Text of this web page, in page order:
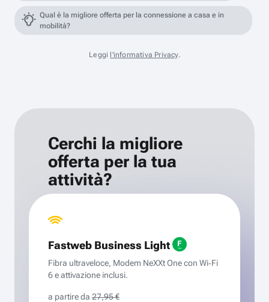
Qual è la migliore offerta per la connessione a casa e in
mobilità?
Leggi l'informativa Privacy.
Cerchi la migliore
offerta per la tua
attività?
Fastweb Business Light
Fibra ultraveloce, Modem NeXXt One con Wi‑Fi
6 e attivazione inclusi.
a partire da 27,95 €